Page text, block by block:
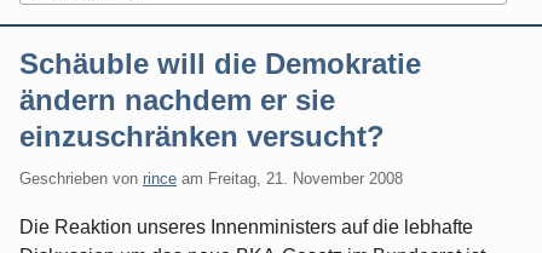
Schäuble will die Demokratie
ändern nachdem er sie
einzuschränken versucht?
Geschrieben von rince am Freitag, 21. November 2008
Die Reaktion unseres Innenministers auf die lebhafte